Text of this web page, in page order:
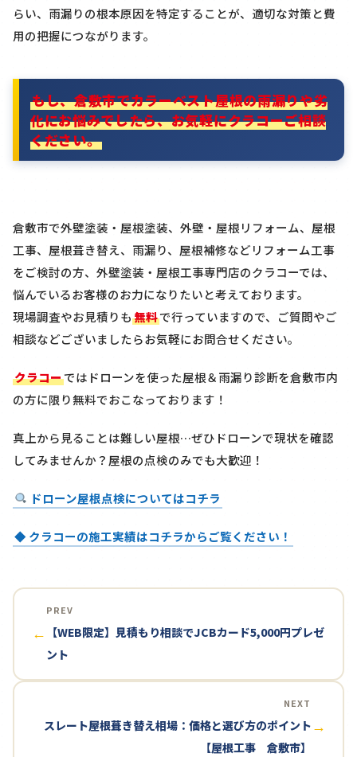
らい、雨漏りの根本原因を特定することが、適切な対策と費
用の把握につながります。
もし、倉敷市でカラーベスト屋根の雨漏りや劣
化にお悩みでしたら、お気軽にクラコーご相談
ください。
倉敷市で外壁塗装・屋根塗装、外壁・屋根リフォーム、屋根
工事、屋根葺き替え、雨漏り、屋根補修などリフォーム工事
をご検討の方、外壁塗装・屋根工事専門店のクラコーでは、
悩んでいるお客様のお力になりたいと考えております。
現場調査やお見積りも無料で行っていますので、ご質問やご
相談などございましたらお気軽にお問合せください。
クラコーではドローンを使った屋根＆雨漏り診断を倉敷市内
の方に限り無料でおこなっております！
真上から見ることは難しい屋根…ぜひドローンで現状を確認
してみませんか？屋根の点検のみでも大歓迎！
ドローン屋根点検についてはコチラ
◆ クラコーの施工実績はコチラからご覧ください！
←
PREV
【WEB限定】見積もり相談でJCBカード5,000円プレゼ
ント
NEXT
スレート屋根葺き替え相場：価格と選び方のポイント
【屋根工事 倉敷市】
→